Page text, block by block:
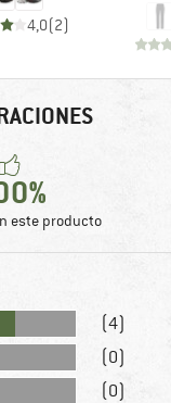
4,0(2)
este producto
(4)
(0)
(0)